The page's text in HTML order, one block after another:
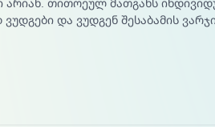
და ვუდ­გენ შე­სა­ბა­მის